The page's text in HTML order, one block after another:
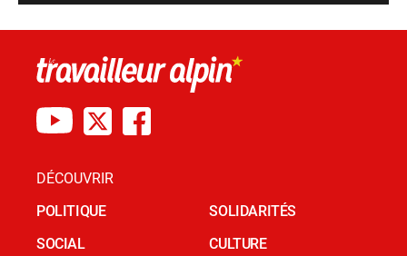
DÉCOUVRIR
POLITIQUE
SOCIAL
SOLIDARITÉS
CULTURE